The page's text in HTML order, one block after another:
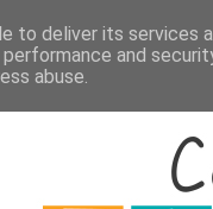
to deliver its services
and
abuse.